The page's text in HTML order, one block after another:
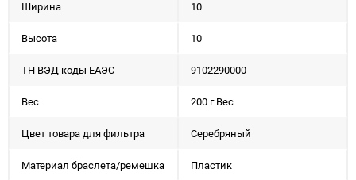
Ширина 10
Высота 10
ТН ВЭД коды ЕАЭС 9102290000
Вес 200 г Вес
Цвет товара для фильтра Серебряный
Материал браслета/ремешка Пластик